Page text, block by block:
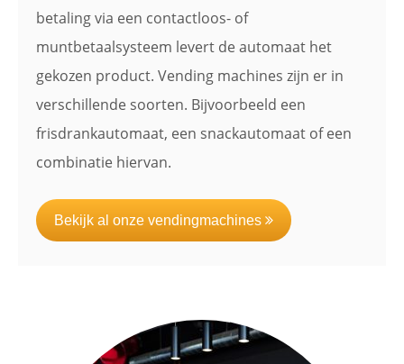
betaling via een contactloos- of
muntbetaalsysteem levert de automaat het
gekozen product. Vending machines zijn er in
verschillende soorten. Bijvoorbeeld een
frisdrankautomaat, een snackautomaat of een
combinatie hiervan.
Bekijk al onze vendingmachines